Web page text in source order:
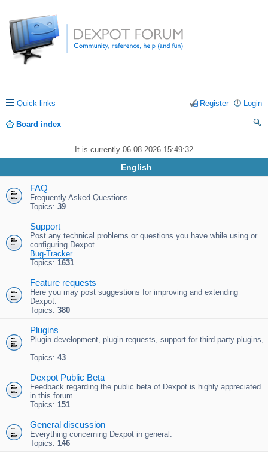
Quick links Login
Register
Board index
rc
h
It is currently 06.08.2026 15:49:32
English
FAQ
Frequently Asked Questions
Topics: 39
Support
Post any technical problems or questions you have while using or
configuring Dexpot.
Bug-Tracker
Topics: 1631
Feature requests
Here you may post suggestions for improving and extending
Dexpot.
Topics: 380
Plugins
Plugin development, plugin requests, support for third party plugins,
...
Topics: 43
Dexpot Public Beta
Feedback regarding the public beta of Dexpot is highly appreciated
in this forum.
Topics: 151
General discussion
Everything concerning Dexpot in general.
Topics: 146